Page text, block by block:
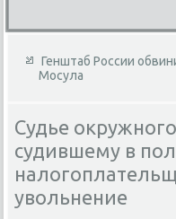
Генштаб России
Мосула
Судье
судившему в
увольнение